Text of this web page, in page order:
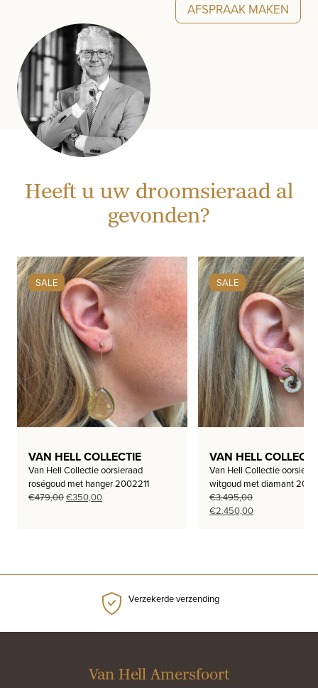
AFSPRAAK MAKEN
Heeft u uw droomsieraad al
gevonden?
SALE
VAN HELL COLLECTIE
Van Hell Collectie oorsieraad
roségoud met hanger 2002211
€479,00Oorspronkelijke
€350,00Huidige
SALE
VAN HELL
Van Hell Collectie
witgoud met diamant
€3.495,00
Oorspronkelijke
€2.450,00Huidige
Verzekerde verzending
Van Hell Amersfoort